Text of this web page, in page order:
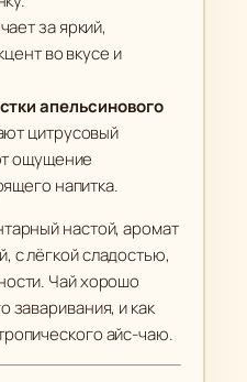
за яркий,
во вкусе и
апельсинового
цитрусовый
ощущение
напитка.
настой, аромат
с лёгкой сладостью,
Чай хорошо
заваривания, и как
айс-чаю.